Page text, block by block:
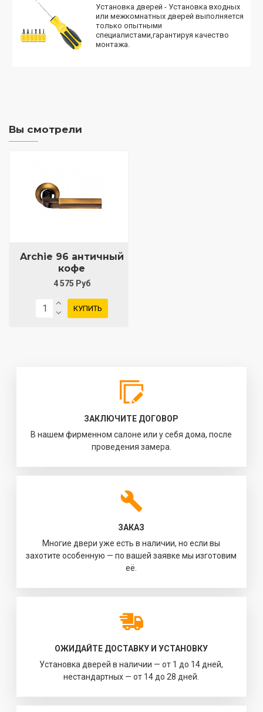
Установка дверей - Установка входных
или межкомнатных дверей выполняется
только опытными
специалистами,гарантируя качество
монтажа.
Вы смотрели
Archie 96 античный
кофе
4 575 Руб
КУПИТЬ
ЗАКЛЮЧИТЕ ДОГОВОР
В нашем фирменном салоне или у себя дома, после
проведения замера.
ЗАКАЗ
Многие двери уже есть в наличии, но если вы
захотите особенную — по вашей заявке мы изготовим
её.
ОЖИДАЙТЕ ДОСТАВКУ И УСТАНОВКУ
Установка дверей в наличии — от 1 до 14 дней,
нестандартных — от 14 до 28 дней.